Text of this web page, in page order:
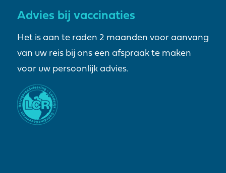
Advies bij vaccinaties
Het is aan te raden 2 maanden voor aanvang
van uw reis bij ons een afspraak te maken
voor uw persoonlijk advies.